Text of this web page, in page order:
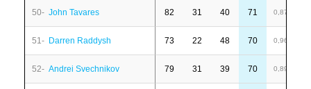
50- John Tavares 82 31 40 71 0,87
51- Darren Raddysh 73 22 48 70 0,96
52- Andrei Svechnikov 79 31 39 70 0,89